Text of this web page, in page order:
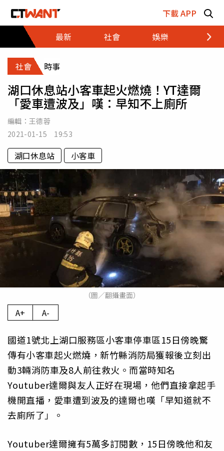
下載 APP
最新
社會 娛樂 財經
社會 時事
湖口休息站小客車起火燃燒！YT達爾
「愛車遭波及」嘆：早知不上廁所
編輯： 王德蓉
2021-01-15 19:53
湖口休息站 小客車
（圖／翻攝畫面）
A+ A-
國道1號北上湖口服務區小客車停車區15日傍晚驚
傳有小客車起火燃燒，新竹縣消防局獲報後立刻出
動3輛消防車及8人前往救火。而當時知名
Youtuber達爾與友人正好在現場，他們直接拿起手
機開直播，愛車遭到波及的達爾也嘆「早知道就不
去廁所了」。
Youtuber達爾擁有5萬多訂閱數，15日傍晚他和友